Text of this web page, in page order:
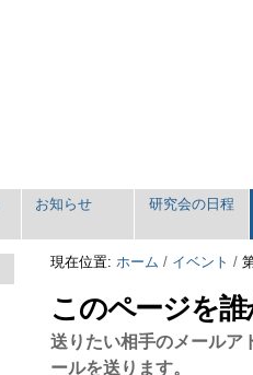
お知らせ 研究会の日程
現在位置: ホーム / イベント /
このページを
送りたい相手のメールア
ールを送ります。